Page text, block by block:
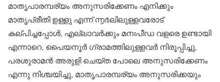
മാതൃപാരമ്പര്യം അനുസരിക്കേണം എനിക്കും
മാതൃപ്രീതി ഉള്ളു എന്ന് ൬൪ലിലുള്ളവരോട്
കല്പിച്ചപ്പോൾ, എല്ലാവർക്കും മനഃപീഡ വളരെ ഉണ്ടായി
എന്നാറെ, പൈയനൂർ ഗ്രാമത്തിലുള്ളവർ നിരൂപ്പിച്ചു,
പരശുരാമൻ അരുളി ചെയ്ത പോലെ അനുസരിക്കേണം
എന്നു നിശ്ചയിച്ചു, മാതൃപാരമ്പര്യം അനുസരിക്കയും